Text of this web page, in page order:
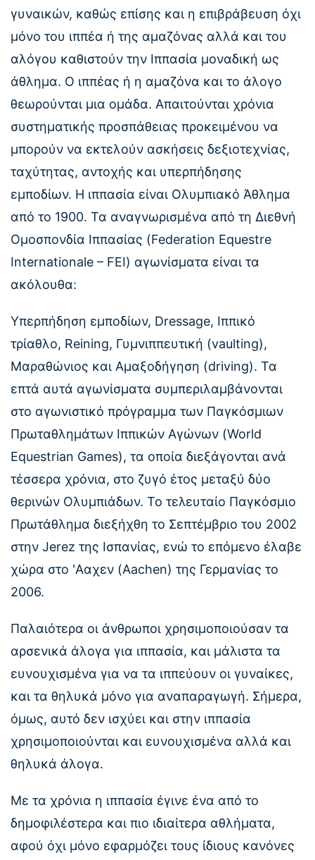
γυναικών, καθώς επίσης και η επιβράβευση όχι
μόνο του ιππέα ή της αμαζόνας αλλά και του
αλόγου καθιστούν την Ιππασία μοναδική ως
άθλημα. Ο ιππέας ή η αμαζόνα και το άλογο
θεωρούνται μια ομάδα. Απαιτούνται χρόνια
συστηματικής προσπάθειας προκειμένου να
μπορούν να εκτελούν ασκήσεις δεξιοτεχνίας,
ταχύτητας, αντοχής και υπερπήδησης
εμποδίων. Η ιππασία είναι Ολυμπιακό Άθλημα
από το 1900. Τα αναγνωρισμένα από τη Διεθνή
Ομοσπονδία Ιππασίας (Federation Equestre
Internationale – FEI) αγωνίσματα είναι τα
ακόλουθα:
Υπερπήδηση εμποδίων, Dressage, Ιππικό
τρίαθλο, Reining, Γυμνιππευτική (vaulting),
Μαραθώνιος και Αμαξοδήγηση (driving). Τα
επτά αυτά αγωνίσματα συμπεριλαμβάνονται
στο αγωνιστικό πρόγραμμα των Παγκόσμιων
Πρωταθλημάτων Ιππικών Αγώνων (World
Equestrian Games), τα οποία διεξάγονται ανά
τέσσερα χρόνια, στο ζυγό έτος μεταξύ δύο
θερινών Ολυμπιάδων. Το τελευταίο Παγκόσμιο
Πρωτάθλημα διεξήχθη το Σεπτέμβριο του 2002
στην Jerez της Ισπανίας, ενώ το επόμενο έλαβε
χώρα στο 'Aαχεν (Aachen) της Γερμανίας το
2006.
Παλαιότερα οι άνθρωποι χρησιμοποιούσαν τα
αρσενικά άλογα για ιππασία, και μάλιστα τα
ευνουχισμένα για να τα ιππεύουν οι γυναίκες,
και τα θηλυκά μόνο για αναπαραγωγή. Σήμερα,
όμως, αυτό δεν ισχύει και στην ιππασία
χρησιμοποιούνται και ευνουχισμένα αλλά και
θηλυκά άλογα.
Με τα χρόνια η ιππασία έγινε ένα από το
δημοφιλέστερα και πιο ιδιαίτερα αθλήματα,
αφού όχι μόνο εφαρμόζει τους ίδιους κανόνες